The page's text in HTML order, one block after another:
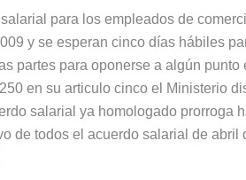
para los empleados de
y se esperan cinco días hábiles
partes para oponerse a algún punto
en su articulo cinco el Ministerio
salarial ya homologado prorroga
de todos el acuerdo salarial de abril